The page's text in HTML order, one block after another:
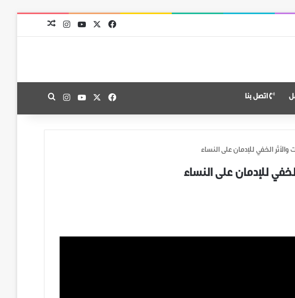
فيسبوك
‫X
‫YouTubeانستقراممقال عشوائي
اتصل بنا فيسبوك
‫X
‫YouTubeانستقرامبحث عن
الخفي للإدمان على النساء
للإدمان على النساء